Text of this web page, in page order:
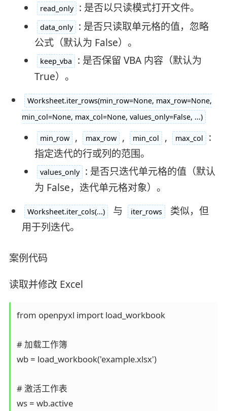
read_only : 是否以只读模式打开文件。
data_only
: 是否只读取单元格的值，忽略
公式（默认为 False）。
keep_vba
: 是否保留 VBA 内容（默认为
True）。
Worksheet.iter_rows(min_row=None, max_row=None,
min_col=None, max_col=None, values_only=False, ...)
min_row , max_row , min_col , max_col
:
指定迭代的行或列的范围。
values_only
: 是否只迭代单元格的值（默认
为 False，迭代单元格对象）。
Worksheet.iter_cols(...) 与 iter_rows
类似，但
用于列迭代。
案例代码
读取并修改 Excel
from openpyxl import load_workbook
# 加载工作簿
wb = load_workbook('example.xlsx')
# 激活工作表
ws = wb.active